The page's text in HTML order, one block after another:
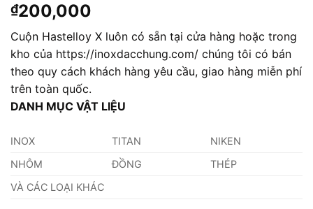
₫200,000
Cuộn Hastelloy X luôn có sẵn tại cửa hàng hoặc trong
kho của https://inoxdacchung.com/ chúng tôi có bán
theo quy cách khách hàng yêu cầu, giao hàng miễn phí
trên toàn quốc.
DANH MỤC VẬT LIỆU
INOX TITAN
NIKEN
NHÔM
ĐỒNG
THÉP
VÀ CÁC LOẠI KHÁC